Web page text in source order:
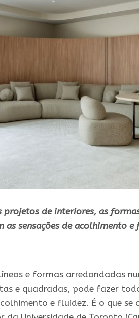
projetos de interiores, as
as sensações de acolhimento e
e formas arredondadas
e quadradas, pode fazer
e fluidez. É o que